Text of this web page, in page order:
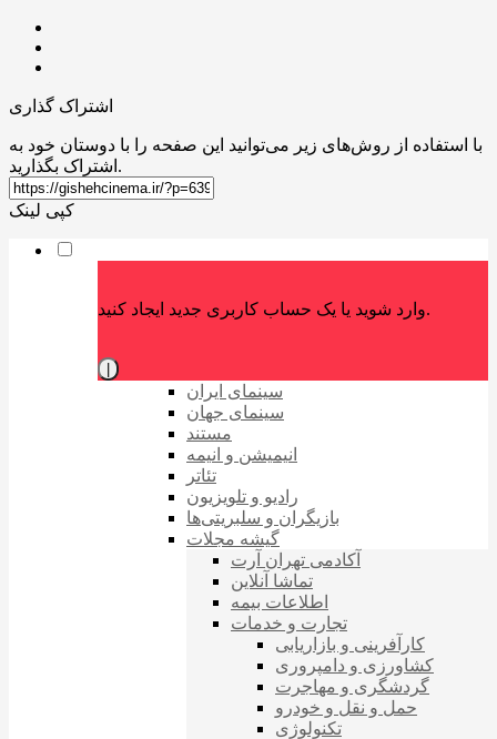
اشتراک گذاری
با استفاده از روش‌های زیر می‌توانید این صفحه را با دوستان خود به
اشتراک بگذارید.
کپی لینک
وارد شوید یا یک حساب کاربری جدید ایجاد کنید.
سینمای ایران
سینمای جهان
مستند
انیمیشن و انیمه
تئاتر
رادیو و تلویزیون
بازیگران و سلبریتی‌ها
گیشه مجلات
آکادمی تهران آرت
تماشا آنلاین
اطلاعات بیمه
تجارت و خدمات
کارآفرینی و بازاریابی
کشاورزی و دامپروری
گردشگری و مهاجرت
حمل و نقل و خودرو
تکنولوژی